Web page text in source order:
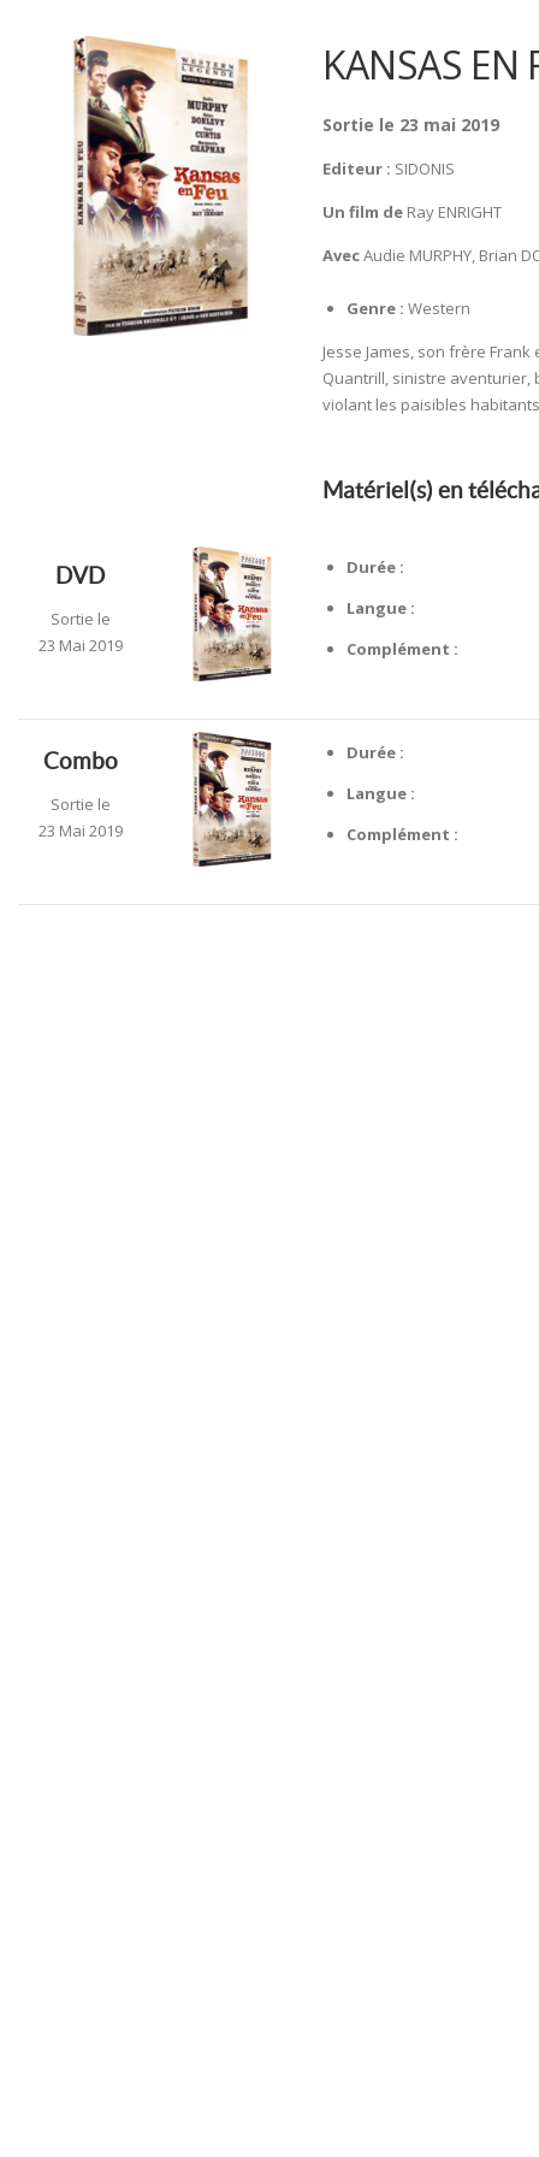
KANSAS EN
Sortie le 23 mai 2019
Editeur : SIDONIS
Un film deRay ENRIGHT
AvecAudie MURPHY, Brian
Genre : Western
Jesse James, son frère
Quantrill, sinistre aventurier,
violant les paisibles
Matériel(s) en
DVD
Sortie le
23 Mai 2019
Durée :
Langue :
Complément :
Combo
Sortie le
23 Mai 2019
Durée :
Langue :
Complément :